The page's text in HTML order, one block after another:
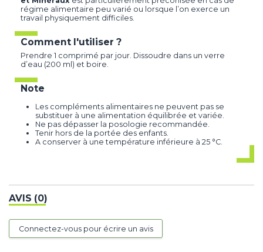
régime alimentaire peu varié ou lorsque l’on exerce un
travail physiquement difficiles.
Comment l'utiliser ?
Prendre 1 comprimé par jour. Dissoudre dans un verre
d’eau (200 ml) et boire.
Note
Les compléments alimentaires ne peuvent pas se
substituer à une alimentation équilibrée et variée.
Ne pas dépasser la posologie recommandée.
Tenir hors de la portée des enfants.
A conserver à une température inférieure à 25 °C.
AVIS (0)
Connectez-vous pour écrire un avis